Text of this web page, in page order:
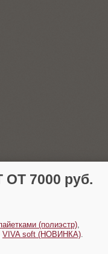
7000 руб.
(полиэстр)
VIVA soft (НОВИНКА)